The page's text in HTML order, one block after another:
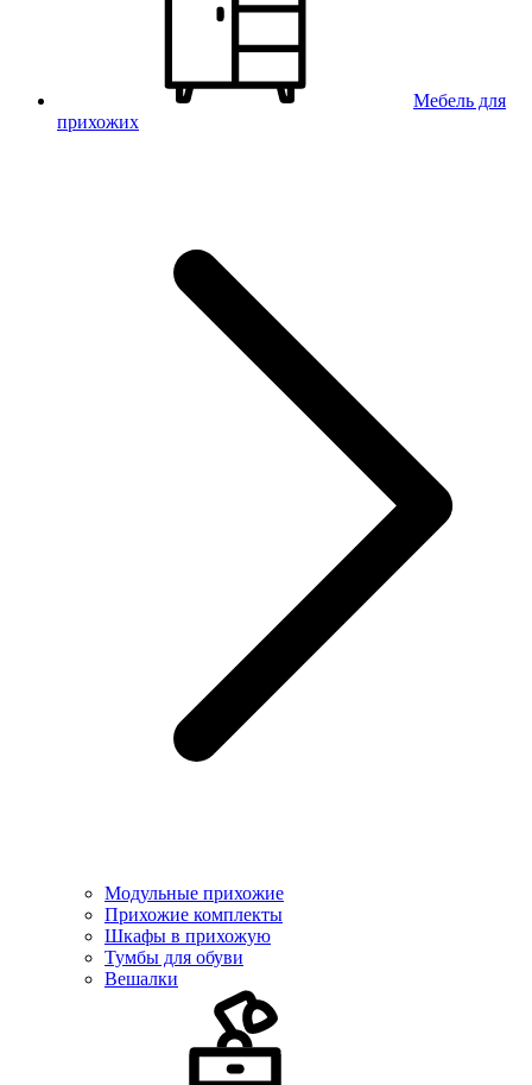
Мебель для
прихожих
Модульные прихожие
Прихожие комплекты
Шкафы в прихожую
Тумбы для обуви
Вешалки